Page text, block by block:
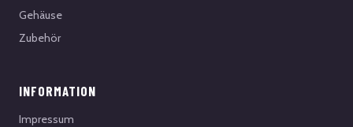
Gehäuse
Zubehör
INFORMATION
Impressum